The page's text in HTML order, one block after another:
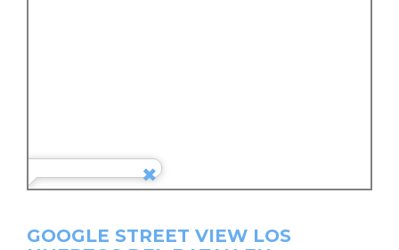
GOOGLE STREET VIEW LOS